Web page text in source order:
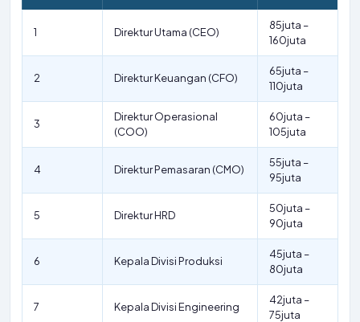
1 Direktur Utama (CEO)
85juta –
160juta
2 Direktur Keuangan (CFO)
65juta –
110juta
3
Direktur Operasional
(COO)
60juta –
105juta
4 Direktur Pemasaran (CMO)
55juta –
95juta
5 Direktur HRD
50juta –
90juta
6 Kepala Divisi Produksi
45juta –
80juta
7 Kepala Divisi Engineering
42juta –
75juta